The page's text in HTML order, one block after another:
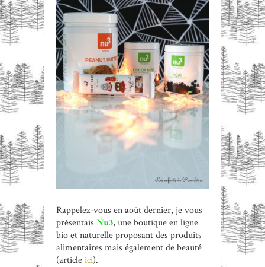
Rappelez-vous en août dernier, je vous
présentais Nu3, une boutique en ligne
bio et naturelle proposant des produits
alimentaires mais également de beauté
(articleici).